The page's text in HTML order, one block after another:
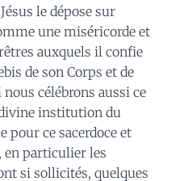
le dépose sur
une miséricorde et
auxquels il confie
de son Corps et de
nous célébrons aussi ce
institution du
pour ce sacerdoce et
particulier les
si sollicités, quelques